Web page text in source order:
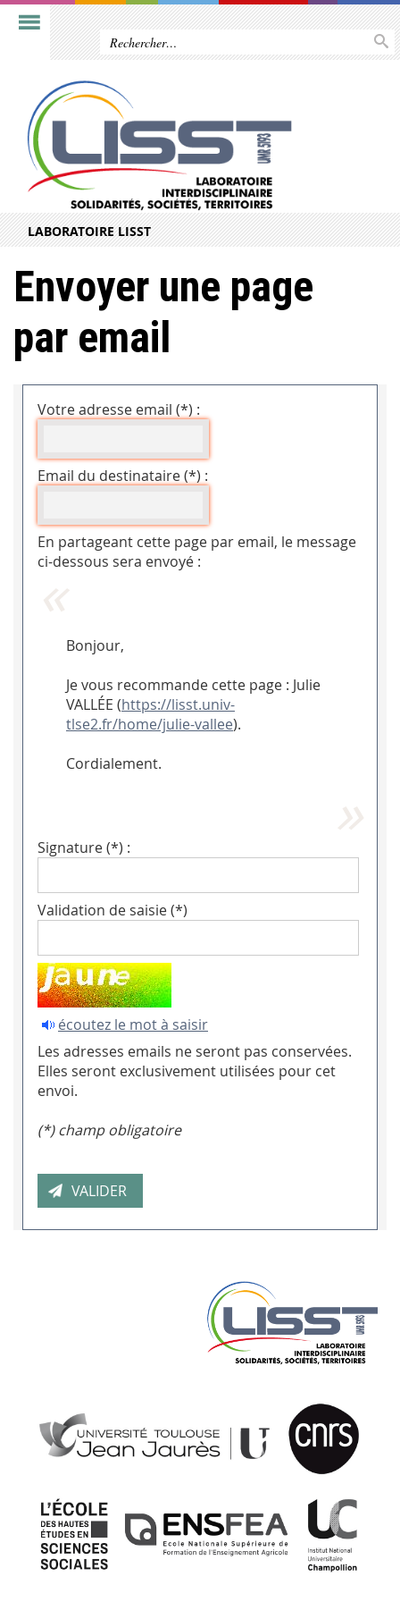
LABORATOIRE LISST
Envoyer une page
par email
Votre adresse email (*) :
Email du destinataire (*) :
En partageant cette page par email, le message
ci-dessous sera envoyé :
Bonjour,
Je vous recommande cette page : Julie
VALLÉE (https://lisst.univ-
tlse2.fr/home/julie-vallee).
Cordialement.
Signature (*) :
Validation de saisie (*)
écoutez le mot à saisir
Les adresses emails ne seront pas conservées.
Elles seront exclusivement utilisées pour cet
envoi.
(*) champ obligatoire